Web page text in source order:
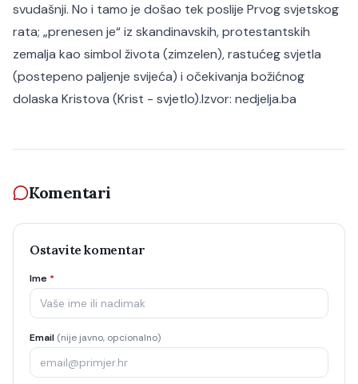
svudašnji. No i tamo je došao tek poslije Prvog svjetskog
rata; „prenesen je“ iz skandinavskih, protestantskih
zemalja kao simbol života (zimzelen), rastućeg svjetla
(postepeno paljenje svijeća) i očekivanja božićnog
dolaska Kristova (Krist - svjetlo).Izvor: nedjelja.ba
Komentari
Ostavite komentar
Ime *
Email (nije javno, opcionalno)